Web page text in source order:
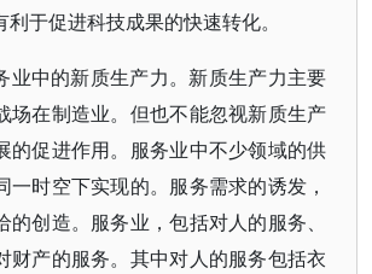
于促进科技成果的快速转化。
业中的新质生产力。新质生产力主要
场在制造业。但也不能忽视新质生产
的促进作用。服务业中不少领域的供
一时空下实现的。服务需求的诱发，
的创造。服务业，包括对人的服务、
财产的服务。其中对人的服务包括衣